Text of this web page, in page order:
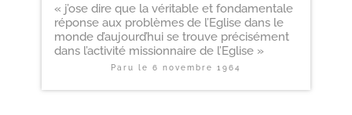
« j’ose dire que la véritable et fondamentale
réponse aux problèmes de l’Eglise dans le
monde d’aujourd’hui se trouve précisément
dans l’activité missionnaire de l’Eglise »
Paru le 6 novembre 1964